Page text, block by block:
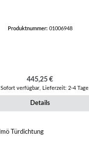
Produktnummer: 01006948
Regulärer Preis:
445,25 €
Sofort verfügbar, Lieferzeit: 2-4 Tage
Details